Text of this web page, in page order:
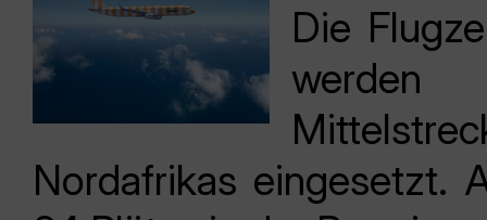
Die
Nordafrikas eingesetzt.